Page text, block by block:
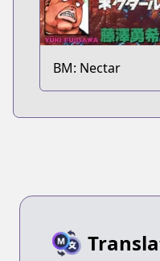
BM: Nectar